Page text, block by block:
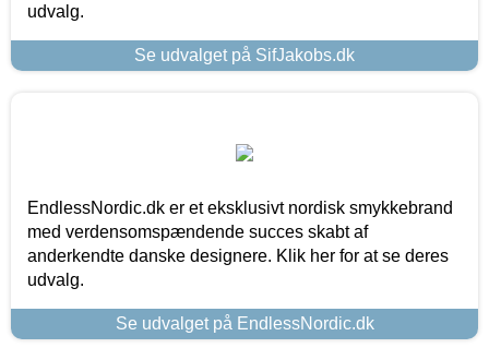
udvalg.
Se udvalget på SifJakobs.dk
EndlessNordic.dk er et eksklusivt nordisk smykkebrand
med verdensomspændende succes skabt af
anderkendte danske designere. Klik her for at se deres
udvalg.
Se udvalget på EndlessNordic.dk